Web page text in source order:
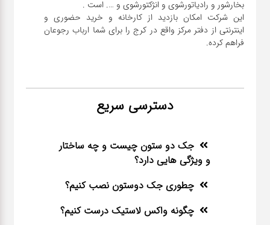
این شرکت امکان بازدید از کارخانه و خرید حضوری و
اینترنتی از دفتر مرکز واقع در کرج را برای شما ارباب رجوعان
فراهم کرده.
دسترسی سریع
جک دو ستون چیست و چه ساختار
و ویژگی هایی دارد؟
چطوری جک دوستون نصب کنیم؟
چگونه واکس لاستیک درست کنیم؟